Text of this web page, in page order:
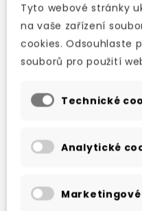
NAVIO APP
430 Kč 366 Kč
Tyto webové stránky
na vaše zařízení
cookies. Odsouhlaste
souborů pro použití
Technické
Analytické